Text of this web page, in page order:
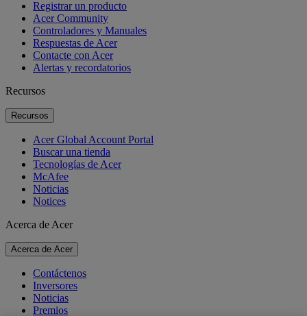
Registrar un producto
Acer Community
Controladores y Manuales
Respuestas de Acer
Contacte con Acer
Alertas y recordatorios
Recursos
Recursos
Acer Global Account Portal
Buscar una tienda
Tecnologías de Acer
McAfee
Noticias
Notices
Acerca de Acer
Acerca de Acer
Contáctenos
Inversores
Noticias
Premios